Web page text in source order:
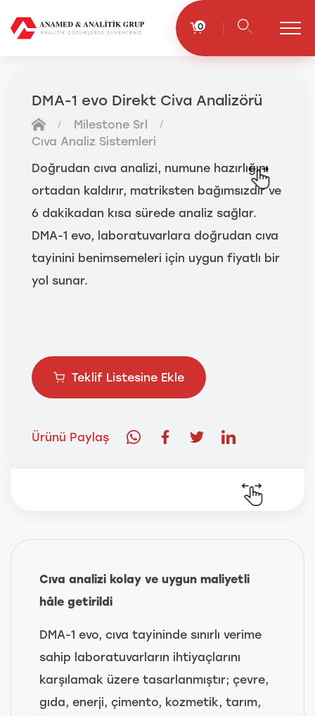
0
DMA-1 evo Direkt Civa Analizörü
Milestone Srl
Cıva Analiz Sistemleri
Doğrudan cıva analizi, numune hazırlığını
ortadan kaldırır, matriksten bağımsızdır ve
6 dakikadan kısa sürede analiz sağlar.
DMA-1 evo, laboratuvarlara doğrudan cıva
tayinini benimsemeleri için uygun fiyatlı bir
yol sunar.
Teklif Listesine Ekle
Ürünü Paylaş
Cıva analizi kolay ve uygun maliyetli
hâle getirildi
DMA-1 evo, cıva tayininde sınırlı verime
sahip laboratuvarların ihtiyaçlarını
karşılamak üzere tasarlanmıştır; çevre,
gıda, enerji, çimento, kozmetik, tarım,